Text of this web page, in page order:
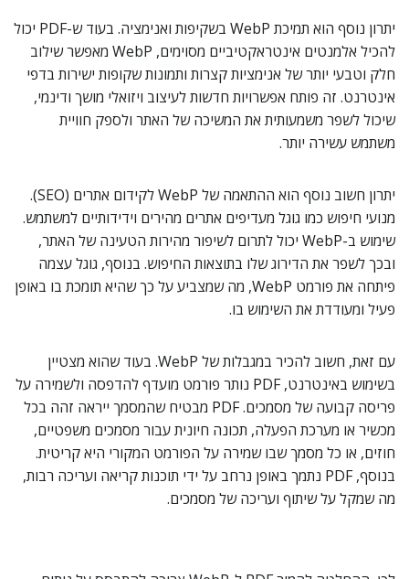
יתרון נוסף הוא תמיכת WebP בשקיפות ואנימציה. בעוד ש-PDF יכול
להכיל אלמנטים אינטראקטיביים מסוימים, WebP מאפשר שילוב
חלק וטבעי יותר של אנימציות קצרות ותמונות שקופות ישירות בדפי
אינטרנט. זה פותח אפשרויות חדשות לעיצוב ויזואלי מושך ודינמי,
שיכול לשפר משמעותית את המשיכה של האתר ולספק חוויית
משתמש עשירה יותר.
יתרון חשוב נוסף הוא ההתאמה של WebP לקידום אתרים (SEO).
מנועי חיפוש כמו גוגל מעדיפים אתרים מהירים וידידותיים למשתמש.
שימוש ב-WebP יכול לתרום לשיפור מהירות הטעינה של האתר,
ובכך לשפר את הדירוג שלו בתוצאות החיפוש. בנוסף, גוגל עצמה
פיתחה את פורמט WebP, מה שמצביע על כך שהיא תומכת בו באופן
פעיל ומעודדת את השימוש בו.
עם זאת, חשוב להכיר במגבלות של WebP. בעוד שהוא מצטיין
בשימוש באינטרנט, PDF נותר פורמט מועדף להדפסה ולשמירה על
פריסה קבועה של מסמכים. PDF מבטיח שהמסמך ייראה זהה בכל
מכשיר או מערכת הפעלה, תכונה חיונית עבור מסמכים משפטיים,
חוזים, או כל מסמך שבו שמירה על הפורמט המקורי היא קריטית.
בנוסף, PDF נתמך באופן נרחב על ידי תוכנות קריאה ועריכה רבות,
מה שמקל על שיתוף ועריכה של מסמכים.